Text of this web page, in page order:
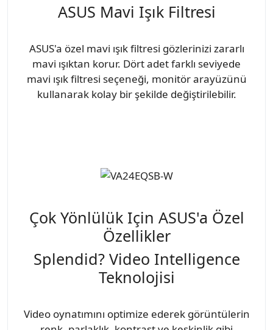
ASUS Mavi Işık Filtresi
ASUS'a özel mavi ışık filtresi gözlerinizi zararlı
mavi ışıktan korur. Dört adet farklı seviyede
mavi ışık filtresi seçeneği, monitör arayüzünü
kullanarak kolay bir şekilde değiştirilebilir.
Çok Yönlülük Için ASUS'a Özel
Özellikler
Splendid? Video Intelligence
Teknolojisi
Video oynatımını optimize ederek görüntülerin